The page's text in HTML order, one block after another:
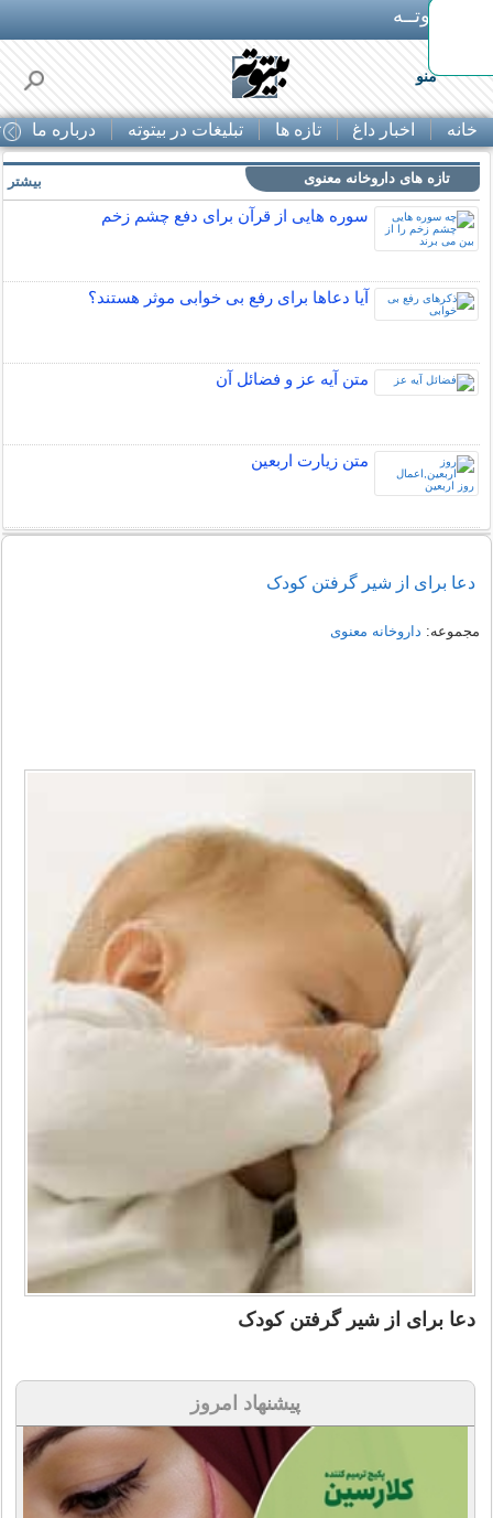
بـیتوتــه
منو
خانه اخبار داغ تازه ها تبلیغات در بیتوته درباره ما
تازه های داروخانه معنوی
سوره هایی از قرآن برای دفع چشم زخم
آیا دعاها برای رفع بی خوابی موثر هستند؟
متن آیه عز و فضائل آن
متن زيارت اربعين
بیشتر
دعا برای از شیر گرفتن کودک
مجموعه: داروخانه معنوی
دعا برای از شیر گرفتن کودک
پیشنهاد امروز